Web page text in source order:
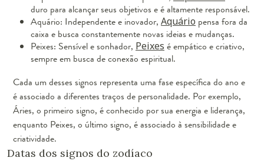
duro para alcançar seus objetivos e é altamente responsável.
Aquário: Independente e inovador, Aquário pensa fora da
caixa e busca constantemente novas ideias e mudanças.
Peixes: Sensível e sonhador, Peixes é empático e criativo,
sempre em busca de conexão espiritual.
Cada um desses signos representa uma fase específica do ano e
é associado a diferentes traços de personalidade. Por exemplo,
Áries, o primeiro signo, é conhecido por sua energia e liderança,
enquanto Peixes, o último signo, é associado à sensibilidade e
criatividade.
Datas dos signos do zodíaco